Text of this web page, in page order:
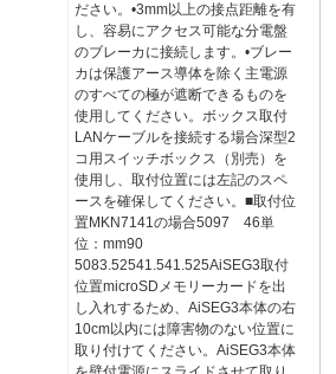
ださい。•3mm以上の接点距離を有
し、容易にアクセス可能な分電盤
のブレーカに接続します。•ブレー
カは保護アース導体を除く主電源
のすべての極が遮断できるものを
使用してください。ボックス取付
LANケーブルを接続する場合深型2
コ用スイッチボックス（別売）を
使用し、取付位置には左記のスペ
ースを確保してください。■取付位
置MKN7141の場合5097 46単
位：mm90
5083.52541.541.525AiSEG3取付
位置microSDメモリーカードを出
し入れするため、AiSEG3本体の右
10cm以内には障害物のない位置に
取り付けてください。AiSEG3本体